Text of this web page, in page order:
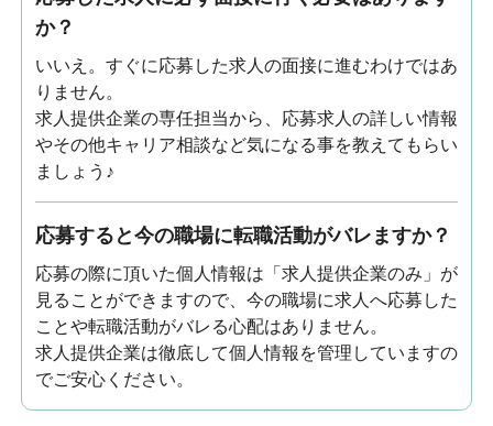
か？
いいえ。すぐに応募した求人の面接に進むわけではあ
りません。
求人提供企業の専任担当から、応募求人の詳しい情報
やその他キャリア相談など気になる事を教えてもらい
ましょう♪
応募すると今の職場に転職活動がバレますか？
応募の際に頂いた個人情報は「求人提供企業のみ」が
見ることができますので、今の職場に求人へ応募した
ことや転職活動がバレる心配はありません。
求人提供企業は徹底して個人情報を管理していますの
でご安心ください。